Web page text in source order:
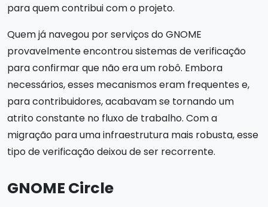
para quem contribui com o projeto.
Quem já navegou por serviços do GNOME
provavelmente encontrou sistemas de verificação
para confirmar que não era um robô. Embora
necessários, esses mecanismos eram frequentes e,
para contribuidores, acabavam se tornando um
atrito constante no fluxo de trabalho. Com a
migração para uma infraestrutura mais robusta, esse
tipo de verificação deixou de ser recorrente.
GNOME Circle